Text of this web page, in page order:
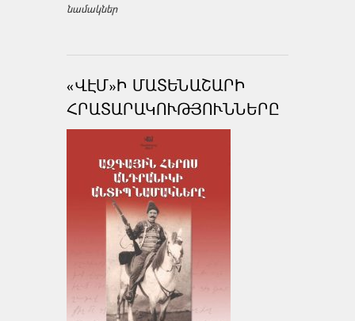
նամակներ
«ՎԷՄ»Ի ՄԱՏԵՆԱՇԱՐԻ
ՀՐԱՏԱՐԱԿՈՒԹՅՈՒՆՆԵՐԸ